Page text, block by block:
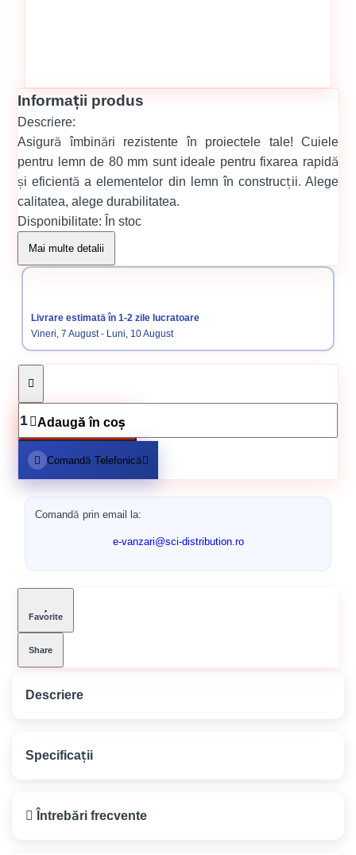
Informații produs
Descriere:
Asigură îmbinări rezistente în proiectele tale! Cuiele
pentru lemn de 80 mm sunt ideale pentru fixarea rapidă
și eficientă a elementelor din lemn în construcții. Alege
calitatea, alege durabilitatea.
Disponibilitate: În stoc
Cod produs:
00000004
Categorii:
Cuie constructii
Mai multe detalii
Livrare estimată în 1-2 zile lucratoare
Vineri, 7 August - Luni, 10 August
Adaugă în coș
Comandă Telefonică
Comandă prin email la:
e-vanzari@sci-distribution.ro
Favorite
Share
Descriere
Cuie pentru lemn 80 mm -
Specificații
Greutate
Întrebări frecvente